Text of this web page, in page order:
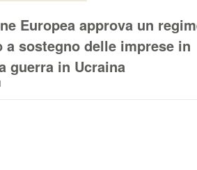
Europea approva un
sostegno delle imprese in
guerra in Ucraina